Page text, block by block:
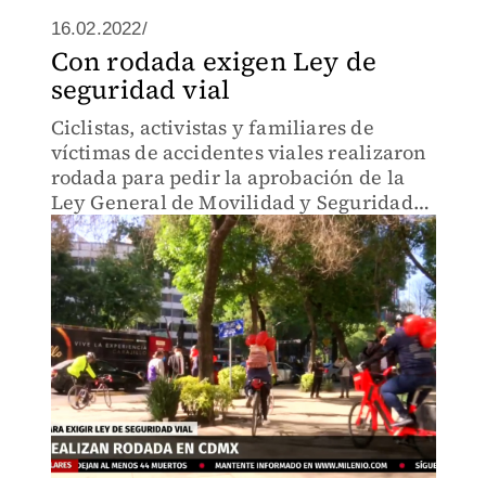
16.02.2022/
Con rodada exigen Ley de
seguridad vial
Ciclistas, activistas y familiares de
víctimas de accidentes viales realizaron
rodada para pedir la aprobación de la
Ley General de Movilidad y Seguridad
Vial.